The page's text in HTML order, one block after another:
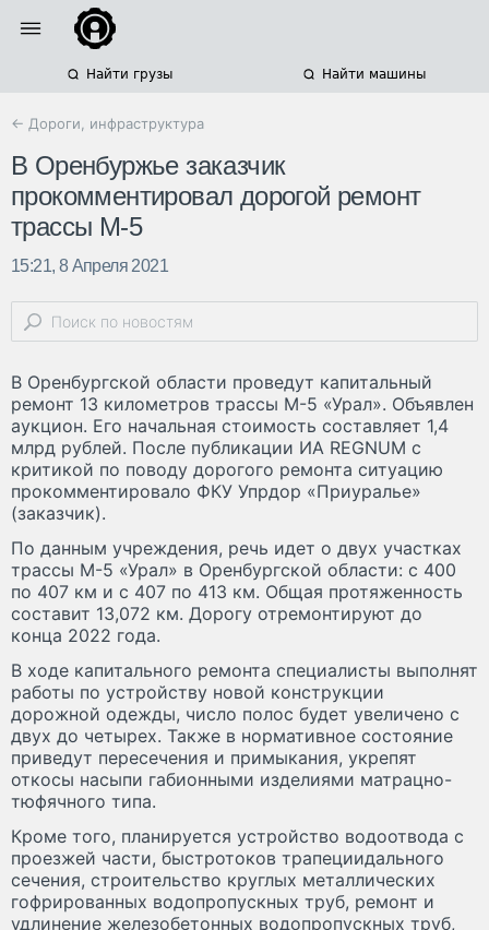
Найти грузы Найти машины
← Дороги, инфраструктура
В Оренбуржье заказчик
прокомментировал дорогой ремонт
трассы М-5
15:21, 8 Апреля 2021
В Оренбургской области проведут капитальный
ремонт 13 километров трассы М-5 «Урал». Объявлен
аукцион. Его начальная стоимость составляет 1,4
млрд рублей. После публикации ИА REGNUM с
критикой по поводу дорогого ремонта ситуацию
прокомментировало ФКУ Упрдор «Приуралье»
(заказчик).
По данным учреждения, речь идет о двух участках
трассы М-5 «Урал» в Оренбургской области: с 400
по 407 км и с 407 по 413 км. Общая протяженность
составит 13,072 км. Дорогу отремонтируют до
конца 2022 года.
В ходе капитального ремонта специалисты выполнят
работы по устройству новой конструкции
дорожной одежды, число полос будет увеличено с
двух до четырех. Также в нормативное состояние
приведут пересечения и примыкания, укрепят
откосы насыпи габионными изделиями матрацно-
тюфячного типа.
Кроме того, планируется устройство водоотвода с
проезжей части, быстротоков трапециидального
сечения, строительство круглых металлических
гофрированных водопропускных труб, ремонт и
удлинение железобетонных водопропускных труб,